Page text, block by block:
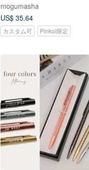
mogumasha
US$ 35.64
カスタム可 Pinkoi限定